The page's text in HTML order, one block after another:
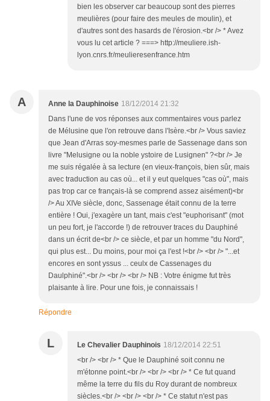
bien les observer car beaucoup sont des pierres
meulières (pour faire des meules de moulin), et
d'autres sont des hasards de l'érosion.<br /> * Avez
vous lu cet article ? ===> http://meuliere.ish-
lyon.cnrs.fr/meulieresenfrance.htm
A Anne la Dauphinoise 18/12/2014 21:32
Dans l'une de vos réponses aux commentaires vous parlez
de Mélusine que l'on retrouve dans l'Isère.<br /> Vous saviez
que Jean d'Arras soy-mesmes parle de Sassenage dans son
livre "Melusigne ou la noble ystoire de Lusignen" ?<br /> Je
me suis régalée à sa lecture (en vieux-françois, bien sûr, mais
avec traduction au cas où... et il y eut quelques "cas où", mais
pas trop car ce français-là se comprend assez aisément)<br
/> Au XIVe siècle, donc, Sassenage était connu de la terre
entière ! Oui, j'exagère un tant, mais c'est "euphorisant" (mot
un peu fort, je l'accorde !) de retrouver traces du Dauphiné
dans un écrit de<br /> ce siècle, et par un homme "du Nord",
qui plus est... Du moins, pour moi ça l'est !<br /> <br /> "...et
encores en sont yssus ... ceulx de Cassenages du
Daulphiné".<br /> <br /> <br /> NB : Votre énigme fut très
plaisante à lire. Pour une fois, je connaissais !
Répondre
L Le Chevalier Dauphinois 18/12/2014 22:51
<br /> <br /> * Que le Dauphiné soit connu ne
m'étonne point.<br /> <br /> <br /> * Ce fut quand
même la terre du fils du Roy durant de nombreux
siècles.<br /> <br /> <br /> * Ce statut n'est pas